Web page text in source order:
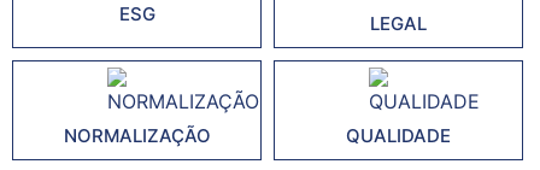
ESG LEGAL
NORMALIZAÇÃO QUALIDADE